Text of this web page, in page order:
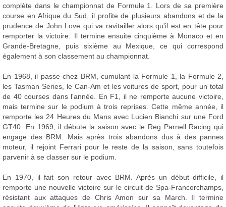
complète dans le championnat de Formule 1. Lors de sa première
course en Afrique du Sud, il profite de plusieurs abandons et de la
prudence de John Love qui va ravitailler alors qu'il est en tête pour
remporter la victoire. Il termine ensuite cinquième à Monaco et en
Grande-Bretagne, puis sixième au Mexique, ce qui correspond
également à son classement au championnat.
En 1968, il passe chez BRM, cumulant la Formule 1, la Formule 2,
les Tasman Series, le Can-Am et les voitures de sport, pour un total
de 40 courses dans l'année. En F1, il ne remporte aucune victoire,
mais termine sur le podium à trois reprises. Cette même année, il
remporte les 24 Heures du Mans avec Lucien Bianchi sur une Ford
GT40. En 1969, il débute la saison avec le Reg Parnell Racing qui
engage des BRM. Mais après trois abandons dus à des pannes
moteur, il rejoint Ferrari pour le reste de la saison, sans toutefois
parvenir à se classer sur le podium.
En 1970, il fait son retour avec BRM. Après un début difficile, il
remporte une nouvelle victoire sur le circuit de Spa-Francorchamps,
résistant aux attaques de Chris Amon sur sa March. Il termine